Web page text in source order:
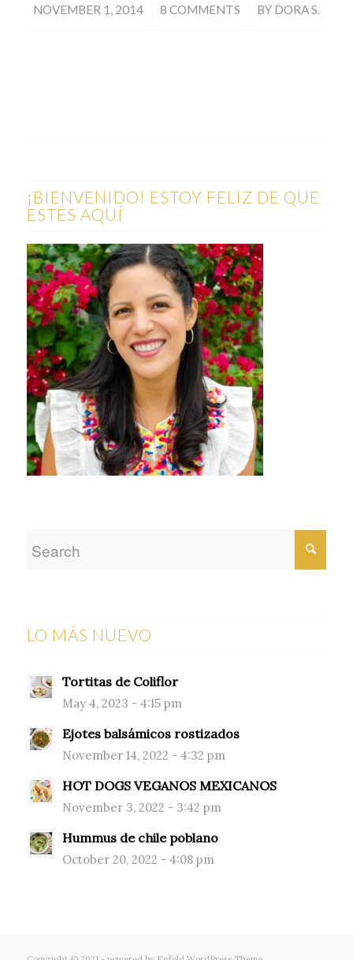
NOVEMBER 1, 2014
/ 8 COMMENTS
/ BY DORA S.
¡BIENVENIDO! ESTOY FELIZ DE QUE
ESTÉS AQUÍ
LO MÁS NUEVO
Tortitas de Coliflor
May 4, 2023 - 4:15 pm
Ejotes balsámicos rostizados
November 14, 2022 - 4:32 pm
HOT DOGS VEGANOS MEXICANOS
November 3, 2022 - 3:42 pm
Hummus de chile poblano
October 20, 2022 - 4:08 pm